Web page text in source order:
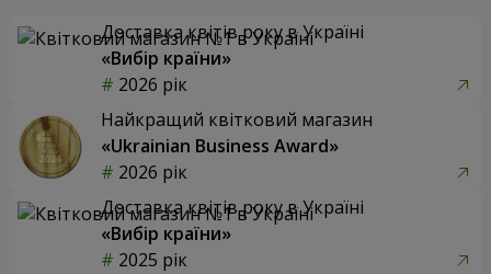
Доставка квітів року в Україні
«Вибір країни»
2026 рік
Найкращий квітковий магазин
«Ukrainian Business Award»
2026 рік
Доставка квітів року в Україні
«Вибір країни»
2025 рік